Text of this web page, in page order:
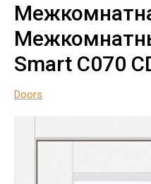
Smart С070
Doors